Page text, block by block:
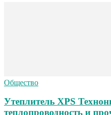
Общество
Утеплитель XPS
теплопроводность и